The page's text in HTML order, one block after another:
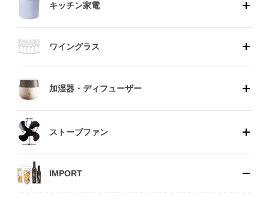
キッチン家電
ワイングラス
加湿器・ディフューザー
ストーブファン
IMPORT